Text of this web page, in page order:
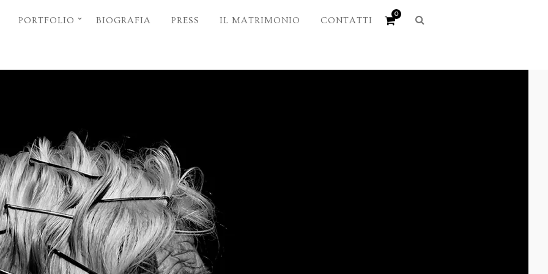
PORTFOLIO BIOGRAFIA PRESS IL MATRIMONIO CONTATTI
0